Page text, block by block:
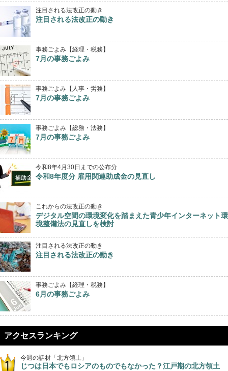
注目される法改正の動き
注目される法改正の動き
事務ごよみ【経理・税務】
7月の事務ごよみ
事務ごよみ【人事・労務】
7月の事務ごよみ
事務ごよみ【総務・法務】
7月の事務ごよみ
令和8年4月30日までの公布分
令和8年度分 雇用関連助成金の見直し
これからの法改正の動き
デジタル空間の環境変化を踏まえた青少年インターネット環
境整備法の見直しを検討
注目される法改正の動き
注目される法改正の動き
事務ごよみ【経理・税務】
6月の事務ごよみ
アクセスランキング
今週の話材「北方領土」
じつは日本でもロシアのものでもなかった？江戸期の北方領土